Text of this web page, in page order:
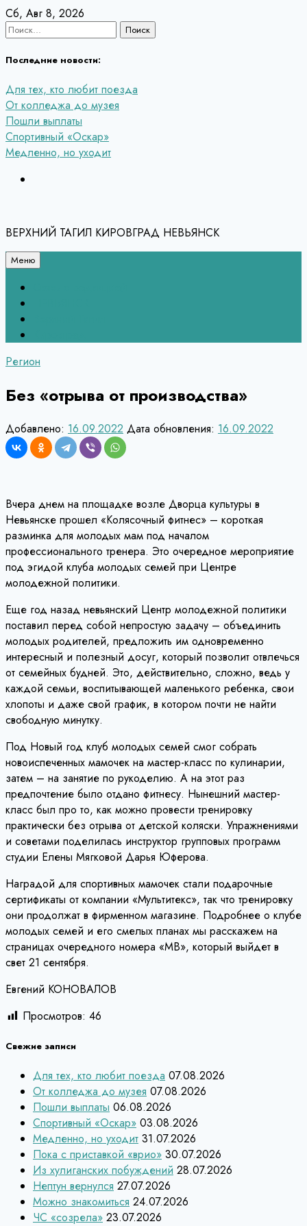
Перейти
к
Сб, Авг 8, 2026
Найти:
Последние новости:
Для тех, кто любит поезда
От колледжа до музея
Пошли выплаты
Спортивный «Оскар»
Медленно, но уходит
ВЕРХНИЙ ТАГИЛ КИРОВГРАД НЕВЬЯНСК
Меню
Регион
Без «отрыва от производства»
Добавлено: 16.09.2022 Дата обновления: 16.09.2022
Вчера днем на площадке возле Дворца культуры в
Невьянске прошел «Колясочный фитнес» – короткая
разминка для молодых мам под началом
профессионального тренера. Это очередное мероприятие
под эгидой клуба молодых семей при Центре
молодежной политики.
Еще год назад невьянский Центр молодежной политики
поставил перед собой непростую задачу – объединить
молодых родителей, предложить им одновременно
интересный и полезный досуг, который позволит отвлечься
от семейных будней. Это, действительно, сложно, ведь у
каждой семьи, воспитывающей маленького ребенка, свои
хлопоты и даже свой график, в котором почти не найти
свободную минутку.
Под Новый год клуб молодых семей смог собрать
новоиспеченных мамочек на мастер-класс по кулинарии,
затем – на занятие по рукоделию. А на этот раз
предпочтение было отдано фитнесу. Нынешний мастер-
класс был про то, как можно провести тренировку
практически без отрыва от детской коляски. Упражнениями
и советами поделилась инструктор групповых программ
студии Елены Мягковой Дарья Юферова.
Наградой для спортивных мамочек стали подарочные
сертификаты от компании «Мультитекс», так что тренировку
они продолжат в фирменном магазине. Подробнее о клубе
молодых семей и его смелых планах мы расскажем на
страницах очередного номера «МВ», который выйдет в
свет 21 сентября.
Евгений КОНОВАЛОВ
Просмотров: 46
Свежие записи
Для тех, кто любит поезда 07.08.2026
От колледжа до музея 07.08.2026
Пошли выплаты 06.08.2026
Спортивный «Оскар» 03.08.2026
Медленно, но уходит 31.07.2026
Пока с приставкой «врио» 30.07.2026
Из хулиганских побуждений 28.07.2026
Нептун вернулся 27.07.2026
Можно знакомиться 24.07.2026
ЧС «созрела» 23.07.2026